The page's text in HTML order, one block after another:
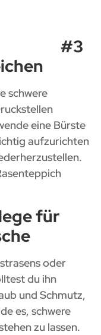
#3
schwere
eine Bürste
aufzurichten
für
oder
du ihn
und Schmutz,
es, schwere
zu lassen.